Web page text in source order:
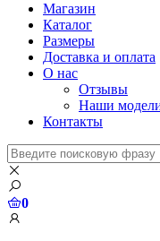
Магазин
Каталог
Размеры
Доставка и оплата
О нас
Отзывы
Наши
Контакты
0